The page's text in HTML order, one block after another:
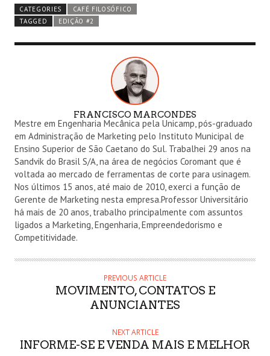
CATEGORIES
CAFÉ FILOSÓFICO
TAGGED
EDIÇÃO #2
A
U
T
H
O
R
FRANCISCO MARCONDES
Mestre em Engenharia Mecânica pela Unicamp, pós-graduado
em Administração de Marketing pelo Instituto Municipal de
Ensino Superior de São Caetano do Sul. Trabalhei 29 anos na
Sandvik do Brasil S/A, na área de negócios Coromant que é
voltada ao mercado de ferramentas de corte para usinagem.
Nos últimos 15 anos, até maio de 2010, exerci a função de
Gerente de Marketing nesta empresa.Professor Universitário
há mais de 20 anos, trabalho principalmente com assuntos
ligados a Marketing, Engenharia, Empreendedorismo e
Competitividade.
PREVIOUS ARTICLE
MOVIMENTO, CONTATOS E
ANUNCIANTES
NEXT ARTICLE
INFORME-SE E VENDA MAIS E MELHOR